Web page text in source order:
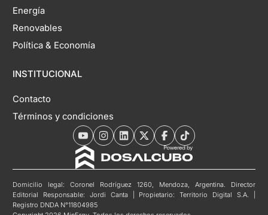
Energía
Renovables
Política & Economía
INSTITUCIONAL
Contacto
Términos y condiciones
Domicilio legal: Coronel Rodríguez 1260, Mendoza, Argentina. Director
Editorial Responsable: Jordi Canta | Propietario: Territorio Digital S.A. |
Registro DNDA N°11804985